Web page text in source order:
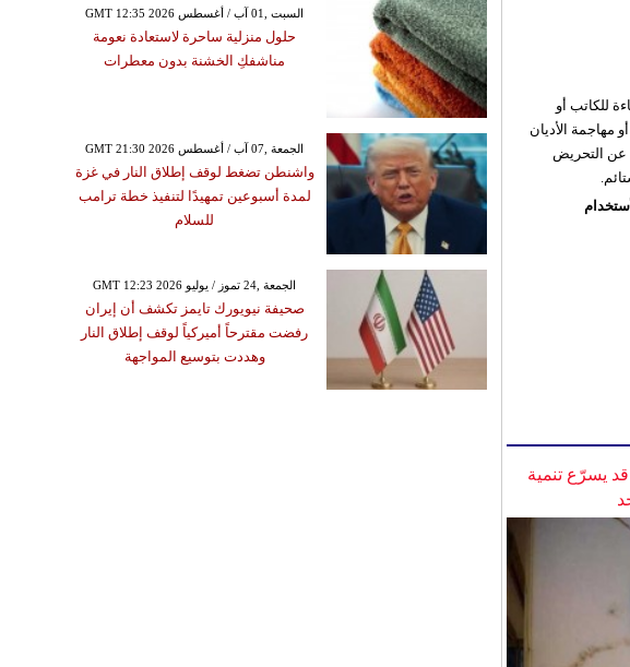
للكاتب أو
مهاجمة الأديان
عن التحريض
قد يسرّع تنمية
GMT 12:35 2026 السبت ,01 آب / أغسطس
حلول منزلية ساحرة لاستعادة نعومة
مناشفكِ الخشنة بدون معطرات
GMT 21:30 2026 الجمعة ,07 آب / أغسطس
واشنطن تضغط لوقف إطلاق النار في غزة
لمدة أسبوعين تمهيدًا لتنفيذ خطة ترامب
للسلام
GMT 12:23 2026 الجمعة ,24 تموز / يوليو
صحيفة نيويورك تايمز تكشف أن إيران
رفضت مقترحاً أميركياً لوقف إطلاق النار
وهددت بتوسيع المواجهة